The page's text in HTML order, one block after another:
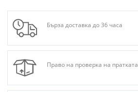
Бърза доставка до 36 часа
Право на проверка на пратката